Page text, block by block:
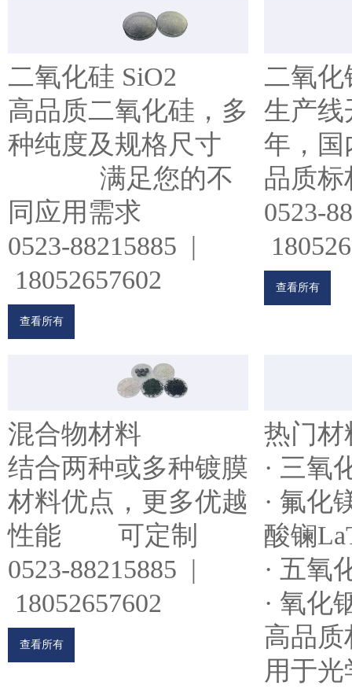
二氧化硅 SiO2
高品质二氧化硅，多
种纯度及规格尺寸
满足您的不
同应用需求
0523-88215885 |
18052657602
查看所有
二氧化
生产线
年，国
品质标
0523-
查看所有
混合物材料
结合两种或多种镀膜
材料优点，更多优越
性能 可定制
0523-88215885 |
18052657602
查看所有
热门材
· 三氧
· 氟化
酸镧
· 五氧
· 氧化
高品质
用于